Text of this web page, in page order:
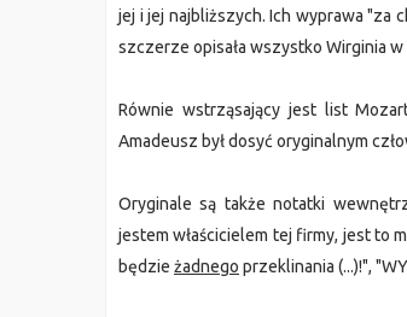
jej i jej najbliższych. Ich wyprawa "za
szczerze opisała wszystko Wirginia
Równie wstrząsający jest list
Amadeusz był dosyć oryginalnym
Oryginale są także notatki
jestem właścicielem tej firmy, jest to
będzie żadnego przeklinania (...)!",